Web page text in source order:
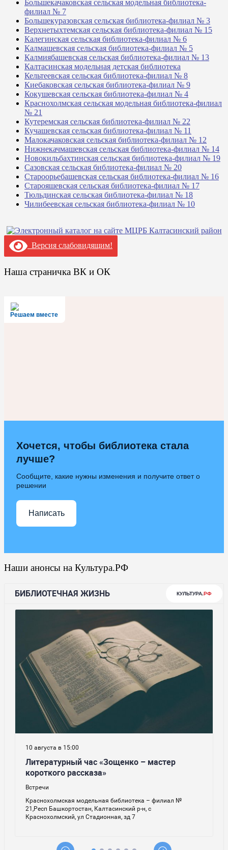
Большекачаковская сельская модельная библиотека-
филиал № 7
Большекуразовская сельская библиотека-филиал № 3
Верхнетыхтемская сельская библиотека-филиал № 15
Калегинская сельская библиотека-филиал № 6
Калмашевская сельская библиотека-филиал № 5
Калмиябашевская сельская библиотека-филиал № 13
Калтасинская модельная детская библиотека
Кельтеевская сельская библиотека-филиал № 8
Киебаковская сельская библиотека-филиал № 9
Кокушевская сельская библиотека-филиал № 4
Краснохолмская сельская модельная библиотека-филиал
№ 21
Кутеремская сельская библиотека-филиал № 22
Кучашевская сельская библиотека-филиал № 11
Малокачаковская сельская библиотека-филиал № 12
Нижнекачмашевская сельская библиотека-филиал № 14
Новокильбахтинская сельская библиотека-филиал № 19
Сазовская сельская библиотека-филиал № 20
Староорьебашевская сельская библиотека-филиал № 16
Старояшевская сельская библиотека-филиал № 17
Тюльдинская сельская библиотека-филиал № 18
Чилибеевская сельская библиотека-филиал № 10
Версия слабовидящим!
Наша страничка ВК и ОК
Решаем вместе
Хочется, чтобы библиотека стала
лучше?
Сообщите, какие нужны изменения и получите ответ о
решении
Написать
Наши анонсы на Культура.РФ